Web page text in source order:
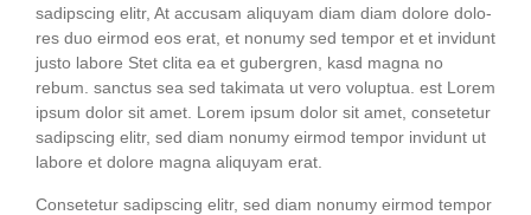
sadipscing elitr, At accu­sam ali­quyam diam diam dolo­re dolo­
res duo eirm­od eos erat, et nonumy sed tem­por et et invidunt
jus­to labo­re Stet cli­ta ea et guber­gren, kasd magna no
rebum. sanc­tus sea sed taki­ma­ta ut vero volup­tua. est Lorem
ipsum dolor sit amet. Lorem ipsum dolor sit amet, con­sete­tur
sadipscing elitr, sed diam nonumy eirm­od tem­por invidunt ut
labo­re et dolo­re magna ali­quyam erat.
Con­sete­tur sadipscing elitr, sed diam nonumy eirm­od tem­por